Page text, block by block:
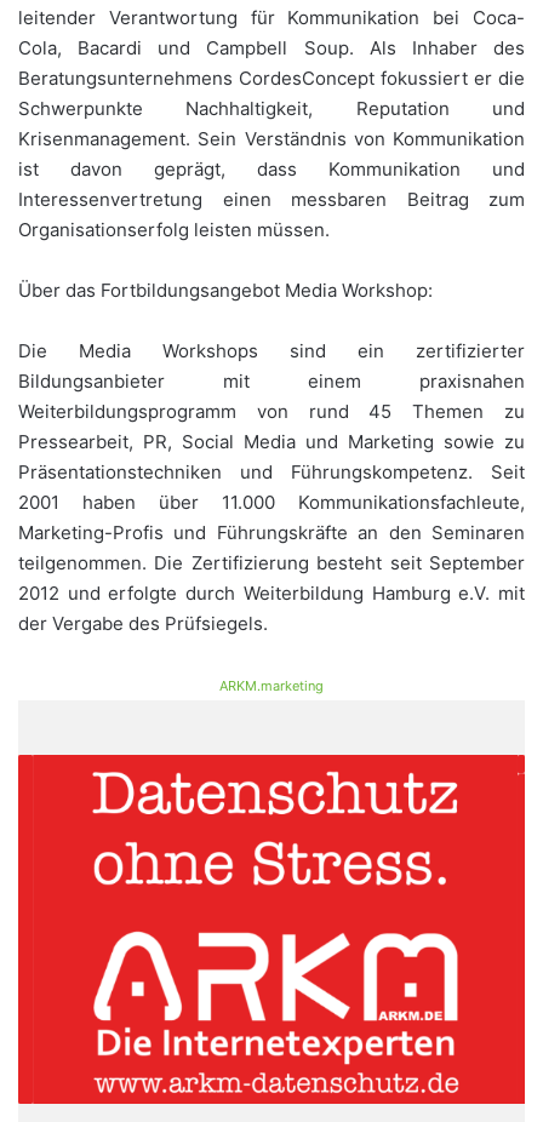
leitender Verantwortung für Kommunikation bei Coca-
Cola, Bacardi und Campbell Soup. Als Inhaber des
Beratungsunternehmens CordesConcept fokussiert er die
Schwerpunkte Nachhaltigkeit, Reputation und
Krisenmanagement. Sein Verständnis von Kommunikation
ist davon geprägt, dass Kommunikation und
Interessenvertretung einen messbaren Beitrag zum
Organisationserfolg leisten müssen.
Über das Fortbildungsangebot Media Workshop:
Die Media Workshops sind ein zertifizierter
Bildungsanbieter mit einem praxisnahen
Weiterbildungsprogramm von rund 45 Themen zu
Pressearbeit, PR, Social Media und Marketing sowie zu
Präsentationstechniken und Führungskompetenz. Seit
2001 haben über 11.000 Kommunikationsfachleute,
Marketing-Profis und Führungskräfte an den Seminaren
teilgenommen. Die Zertifizierung besteht seit September
2012 und erfolgte durch Weiterbildung Hamburg e.V. mit
der Vergabe des Prüfsiegels.
ARKM.marketing